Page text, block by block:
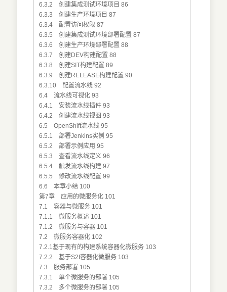
6.3.2 创建集成测试环境项目 86
6.3.3 创建生产环境项目 87
6.3.4 配置访问权限 87
6.3.5 创建集成测试环境部署配置 87
6.3.6 创建生产环境部署配置 88
6.3.7 创建DEV构建配置 88
6.3.8 创建SIT构建配置 89
6.3.9 创建RELEASE构建配置 90
6.3.10 配置流水线 92
6.4 流水线可视化 93
6.4.1 安装流水线插件 93
6.4.2 创建流水线视图 93
6.5 OpenShift流水线 95
6.5.1 部署Jenkins实例 95
6.5.2 部署示例应用 95
6.5.3 查看流水线定义 96
6.5.4 触发流水线构建 97
6.5.5 修改流水线配置 99
6.6 本章小结 100
第7章 应用的微服务化 101
7.1 容器与微服务 101
7.1.1 微服务概述 101
7.1.2 微服务与容器 101
7.2 微服务容器化 102
7.2.1基于现有的构建系统容器化微服务 103
7.2.2 基于S2I容器化微服务 103
7.3 服务部署 105
7.3.1 单个微服务的部署 105
7.3.2 多个微服务的部署 105